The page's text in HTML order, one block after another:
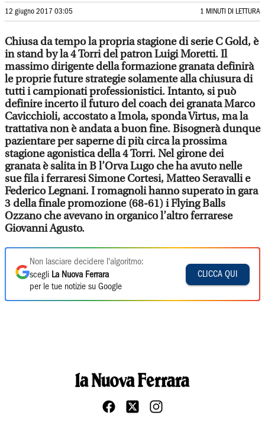
12 giugno 2017 03:05 1 MINUTI DI LETTURA
Chiusa da tempo la propria stagione di serie C Gold, è
in stand by la 4 Torri del patron Luigi Moretti. Il
massimo dirigente della formazione granata definirà
le proprie future strategie solamente alla chiusura di
tutti i campionati professionistici. Intanto, si può
definire incerto il futuro del coach dei granata Marco
Cavicchioli, accostato a Imola, sponda Virtus, ma la
trattativa non è andata a buon fine. Bisognerà dunque
pazientare per saperne di più circa la prossima
stagione agonistica della 4 Torri. Nel girone dei
granata è salita in B l’Orva Lugo che ha avuto nelle
sue fila i ferraresi Simone Cortesi, Matteo Seravalli e
Federico Legnani. I romagnoli hanno superato in gara
3 della finale promozione (68-61) i Flying Balls
Ozzano che avevano in organico l’altro ferrarese
Giovanni Agusto.
Non lasciare decidere l'algoritmo:
scegli La Nuova Ferrara
per le tue notizie su Google
CLICCA QUI